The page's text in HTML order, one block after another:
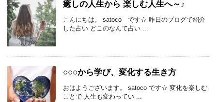
癒しの人生から 楽しむ人生へ～♪
こんにちは。 satoco です☆ 昨日のブログで紹介
した占い どこのなんて占い ...
○○○から学び、変化する生き方
おはようございます。 satoco です☆ 変化を楽しむ
ことで 人生も変わってい ...